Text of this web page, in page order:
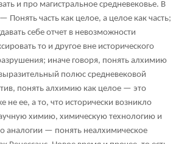
и про магистральное средневековье. В
Понять часть как целое, а целое как часть;
себе отчет в невозможности
то и другое вне исторического
иначе говоря, понять алхимию
полюс средневековой
понять алхимию как целое — это
не ее, а то, что исторически возникло
химию, химическую технологию и
аналогии — понять неалхимическое